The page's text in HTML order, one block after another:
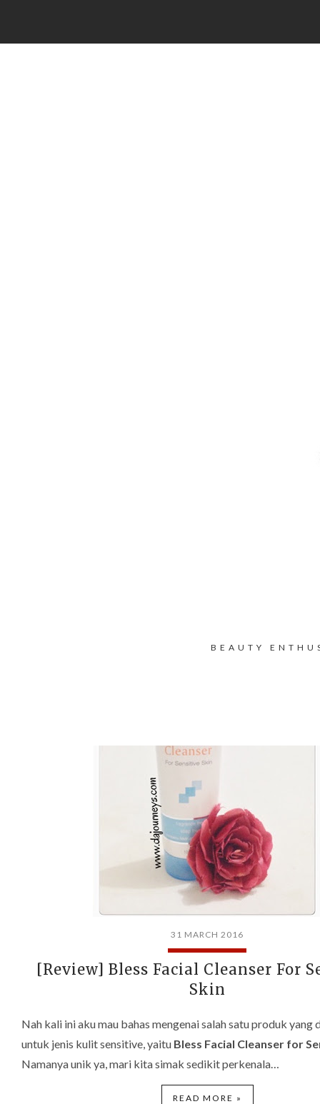
BEAUTY
31 MARCH 2016
[Review] Bless Facial Cleanser For
Skin
Nah kali ini aku mau bahas mengenai salah satu produk yang
untuk jenis kulit sensitive, yaitu Bless Facial Cleanser for
Namanya unik ya, mari kita simak sedikit perkenala…
READ MORE »